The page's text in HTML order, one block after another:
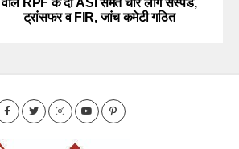
वाले RPF के दो ASI समेत चार लोग सस्पेंड,
ट्रांसफर व FIR, जांच कमेटी गठित